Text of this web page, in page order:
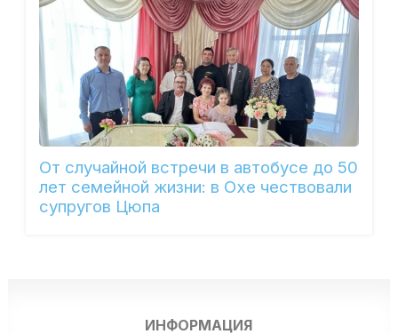
От случайной встречи в автобусе до 50
лет семейной жизни: в Охе чествовали
супругов Цюпа
ИНФОРМАЦИЯ